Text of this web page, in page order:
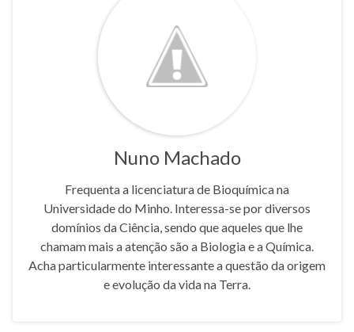
Nuno Machado
Frequenta a licenciatura de Bioquímica na
Universidade do Minho. Interessa-se por diversos
domínios da Ciência, sendo que aqueles que lhe
chamam mais a atenção são a Biologia e a Química.
Acha particularmente interessante a questão da origem
e evolução da vida na Terra.